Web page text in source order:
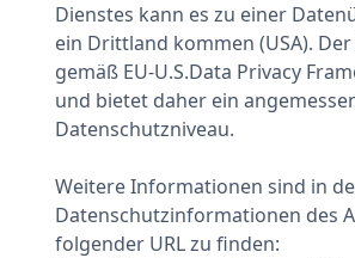
Dienstes kann es zu einer
ein Drittland kommen (USA).
gemäß EU-U.S.Data Privacy
und bietet daher ein
Datenschutzniveau.
Weitere Informationen sind in
Datenschutzinformationen des
folgender URL zu finden: